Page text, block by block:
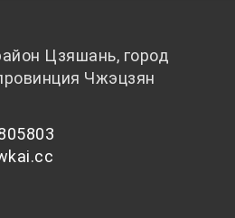
гранулят
Цзяшань, город
Чжэцзян